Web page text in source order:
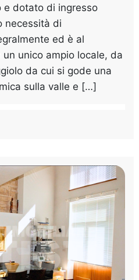
e dotato di ingresso
necessità di
ed è al
unico ampio locale, da
da cui si gode una
sulla valle e […]